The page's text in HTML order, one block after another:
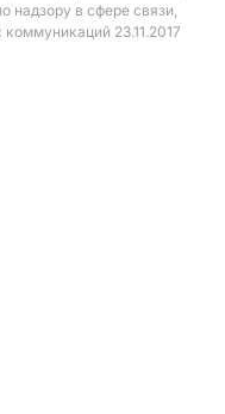
надзору в сфере связи,
23.11.2017